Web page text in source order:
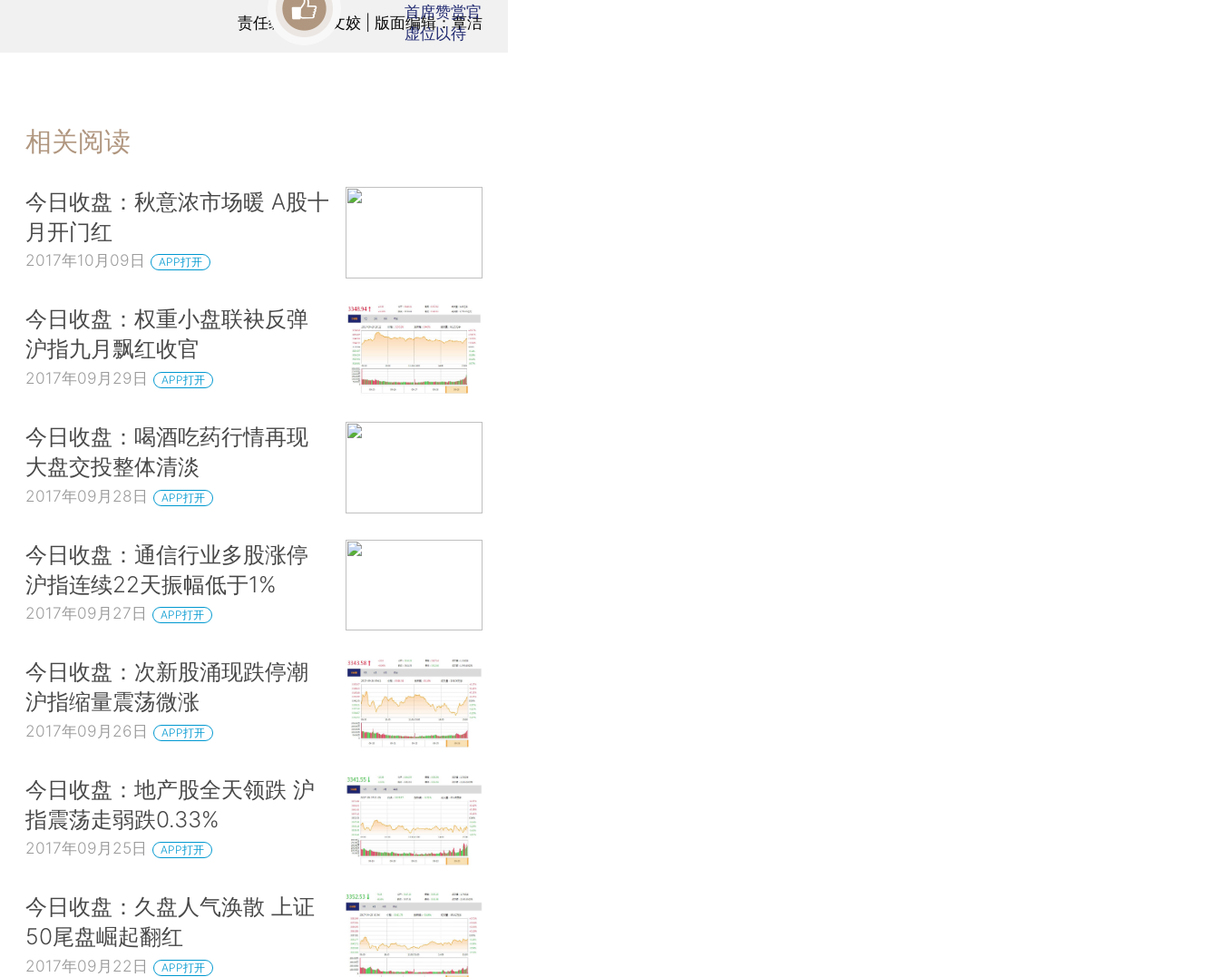
责任编辑：曹文姣 | 版面编辑：覃洁
首席赞赏官
虚位以待
相关阅读
今日收盘：秋意浓市场暖 A股十
月开门红
2017年10月09日 APP打开
今日收盘：权重小盘联袂反弹
沪指九月飘红收官
2017年09月29日 APP打开
今日收盘：喝酒吃药行情再现
大盘交投整体清淡
2017年09月28日 APP打开
今日收盘：通信行业多股涨停
沪指连续22天振幅低于1%
2017年09月27日 APP打开
今日收盘：次新股涌现跌停潮
沪指缩量震荡微涨
2017年09月26日 APP打开
今日收盘：地产股全天领跌 沪
指震荡走弱跌0.33%
2017年09月25日 APP打开
今日收盘：久盘人气涣散 上证
50尾盘崛起翻红
2017年09月22日 APP打开